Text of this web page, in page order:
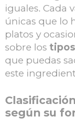
iguales. Cada
únicas que lo
platos y
sobre los
que puedas
este
según su